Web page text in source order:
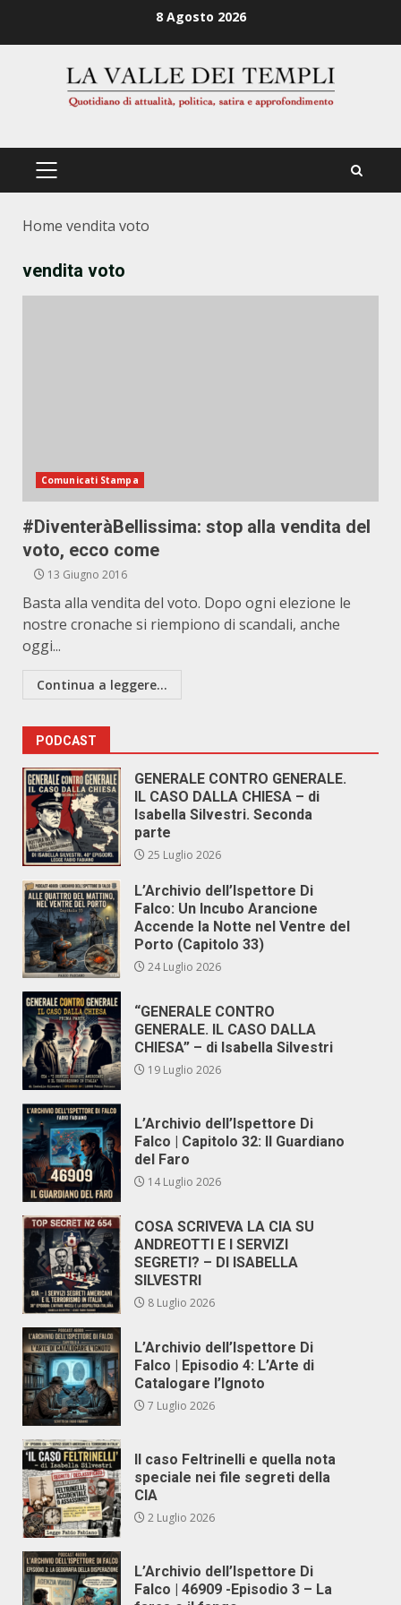
8 Agosto 2026
PRIMÄRES
Home vendita voto
vendita voto
Comunicati Stampa
#DiventeràBellissima: stop alla vendita del
voto, ecco come
13 Giugno 2016
Basta alla vendita del voto. Dopo ogni elezione le
nostre cronache si riempiono di scandali, anche
oggi...
Continua a leggere...
PODCAST
GENERALE CONTRO GENERALE.
IL CASO DALLA CHIESA – di
Isabella Silvestri. Seconda
parte
25 Luglio 2026
L’Archivio dell’Ispettore Di
Falco: Un Incubo Arancione
Accende la Notte nel Ventre del
Porto (Capitolo 33)
24 Luglio 2026
“GENERALE CONTRO
GENERALE. IL CASO DALLA
CHIESA” – di Isabella Silvestri
19 Luglio 2026
L’Archivio dell’Ispettore Di
Falco | Capitolo 32: Il Guardiano
del Faro
14 Luglio 2026
COSA SCRIVEVA LA CIA SU
ANDREOTTI E I SERVIZI
SEGRETI? – DI ISABELLA
SILVESTRI
8 Luglio 2026
L’Archivio dell’Ispettore Di
Falco | Episodio 4: L’Arte di
Catalogare l’Ignoto
7 Luglio 2026
Il caso Feltrinelli e quella nota
speciale nei file segreti della
CIA
2 Luglio 2026
L’Archivio dell’Ispettore Di
Falco | 46909 -Episodio 3 – La